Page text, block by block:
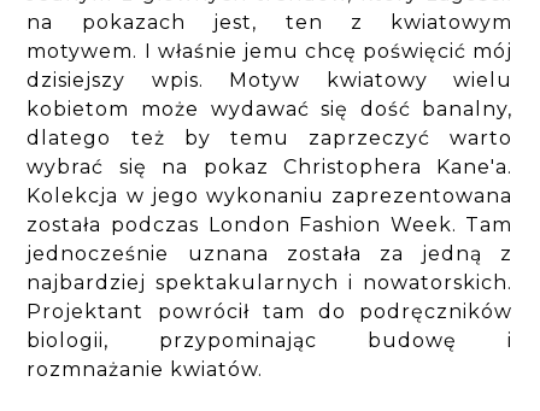
na pokazach jest, ten z kwiatowym
motywem. I właśnie jemu chcę poświęcić mój
dzisiejszy wpis. Motyw kwiatowy wielu
kobietom może wydawać się dość banalny,
dlatego też by temu zaprzeczyć warto
wybrać się na pokaz Christophera Kane'a.
Kolekcja w jego wykonaniu zaprezentowana
została podczas London Fashion Week. Tam
jednocześnie uznana została za jedną z
najbardziej spektakularnych i nowatorskich.
Projektant powrócił tam do podręczników
biologii, przypominając budowę i
rozmnażanie kwiatów.